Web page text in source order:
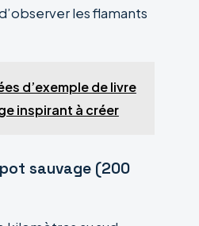
les flamants
d’exemple de livre
inspirant à créer
sauvage (200